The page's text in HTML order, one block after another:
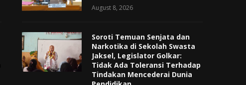
August 8, 2026
Soroti Temuan Senjata dan
Narkotika di Sekolah Swasta
Jaksel, Legislator Golkar:
Tidak Ada Toleransi Terhadap
Tindakan Mencederai Dunia